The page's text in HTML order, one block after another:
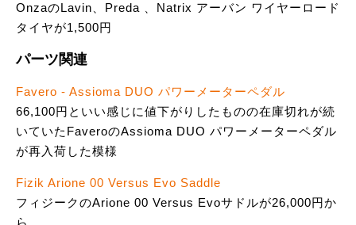
OnzaのLavin、Preda 、Natrix アーバン ワイヤーロード
タイヤが1,500円
パーツ関連
Favero - Assioma DUO パワーメーターペダル
66,100円といい感じに値下がりしたものの在庫切れが続
いていたFaveroのAssioma DUO パワーメーターペダル
が再入荷した模様
Fizik Arione 00 Versus Evo Saddle
フィジークのArione 00 Versus Evoサドルが26,000円か